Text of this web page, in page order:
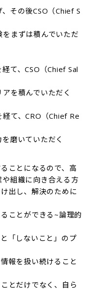
その後CSO（Chief S
まずは積んでいただ
て、CSO（Chief Sal
を積んでいただく
て、CRO（Chief Re
磨いていただく
ことになるので、高
組織に向き合える方
出し、解決のために
ことができる~論理的
「しないこと」のプ
報を扱い続けること
とだけでなく、自ら